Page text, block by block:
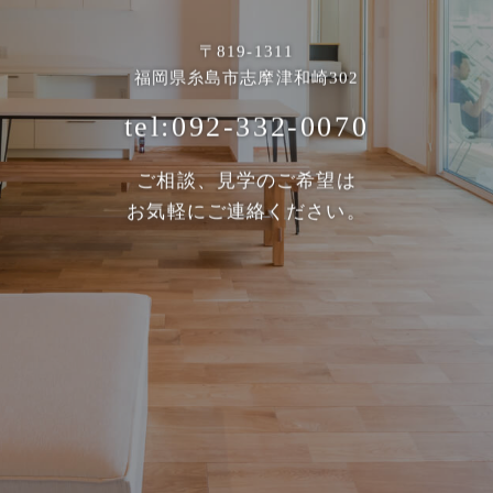
〒819-1311
福岡県糸島市志摩津和崎302
tel:092-332-0070
ご相談、見学のご希望は
お気軽にご連絡ください。